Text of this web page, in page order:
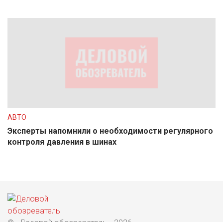
АВТО
Эксперты напомнили о необходимости регулярного
контроля давления в шинах